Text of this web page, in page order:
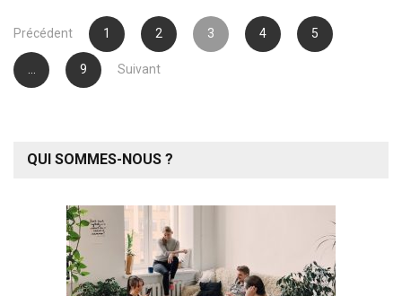
Pagination
des
publications
Précédent 1 2 3 4 5
9 Suivant
QUI SOMMES-NOUS ?